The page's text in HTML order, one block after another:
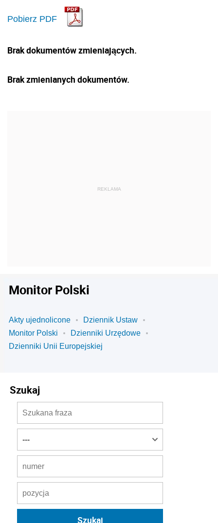
Pobierz PDF
Brak dokumentów zmieniających.
Brak zmienianych dokumentów.
Monitor Polski
Akty ujednolicone
Dziennik Ustaw
Monitor Polski
Dzienniki Urzędowe
Dzienniki Unii Europejskiej
Szukaj